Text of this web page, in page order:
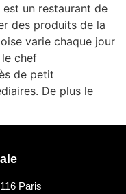
est un restaurant de
des produits de la
varie chaque jour
chef
de petit
De plus le
Paris